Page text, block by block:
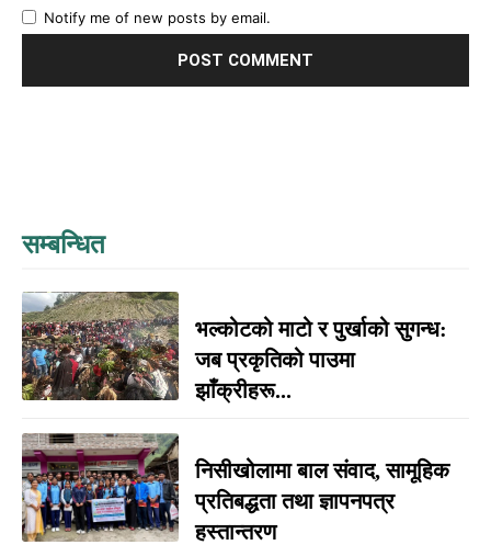
Notify me of new posts by email.
सम्बन्धित
भल्कोटको माटो र पुर्खाको सुगन्ध:
जब प्रकृतिको पाउमा
झाँक्रीहरू...
निसीखोलामा बाल संवाद, सामूहिक
प्रतिबद्धता तथा ज्ञापनपत्र
हस्तान्तरण